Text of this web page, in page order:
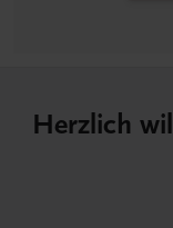
Herzlich